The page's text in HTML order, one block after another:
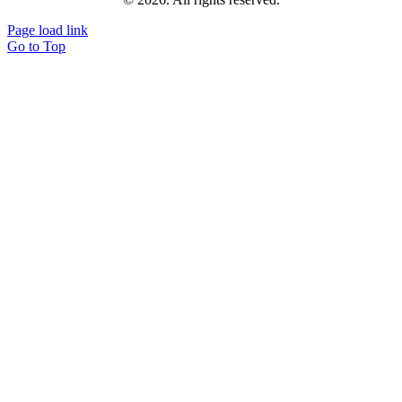
Page load link
Go to Top